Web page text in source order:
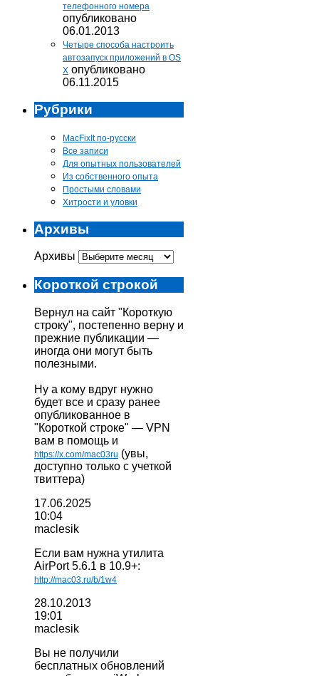
телефонного номера
опубликовано
06.01.2013
Четыре способа настроить
автозапуск приложений в OS
X опубликовано
06.11.2015
Рубрики
MacFixIt по-русски
Все записи
Для опытных пользователей
Из собственного опыта
Простыми словами
Хитрости и уловки
Архивы
Архивы
Короткой строкой
Вернул на сайт "Короткую
строку", постепенно верну и
прежние публикации —
иногда они могут быть
полезными.
Ну а кому вдруг нужно
будет все и сразу ранее
опубликованное в
"Короткой строке" — VPN
вам в помощь и
https://x.com/mac03ru (увы,
доступно только с учеткой
твиттера)
17.06.2025
10:04
maclesik
Если вам нужна утилита
AirPort 5.6.1 в 10.9+:
http://mac03.ru/b/1w4
28.10.2013
19:01
maclesik
Вы не получили
бесплатных обновлений